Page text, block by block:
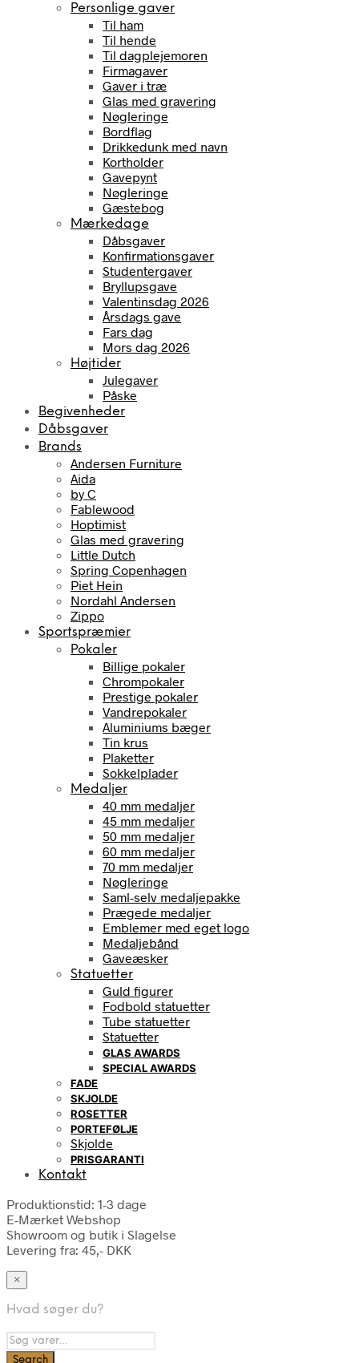
Personlige gaver
Til ham
Til hende
Til dagplejemoren
Firmagaver
Gaver i træ
Glas med gravering
Nøgleringe
Bordflag
Drikkedunk med navn
Kortholder
Gavepynt
Nøgleringe
Gæstebog
Mærkedage
Dåbsgaver
Konfirmationsgaver
Studentergaver
Bryllupsgave
Valentinsdag 2026
Årsdags gave
Fars dag
Mors dag 2026
Højtider
Julegaver
Påske
Begivenheder
Dåbsgaver
Brands
Andersen Furniture
Aida
by C
Fablewood
Hoptimist
Glas med gravering
Little Dutch
Spring Copenhagen
Piet Hein
Nordahl Andersen
Zippo
Sportspræmier
Pokaler
Billige pokaler
Chrompokaler
Prestige pokaler
Vandrepokaler
Aluminiums bæger
Tin krus
Plaketter
Sokkelplader
Medaljer
40 mm medaljer
45 mm medaljer
50 mm medaljer
60 mm medaljer
70 mm medaljer
Nøgleringe
Saml-selv medaljepakke
Prægede medaljer
Emblemer med eget logo
Medaljebånd
Gaveæsker
Statuetter
Guld figurer
Fodbold statuetter
Tube statuetter
Statuetter
GLAS AWARDS
SPECIAL AWARDS
FADE
SKJOLDE
ROSETTER
PORTEFØLJE
Skjolde
PRISGARANTI
Kontakt
Produktionstid: 1-3 dage
E-Mærket Webshop
Showroom og butik i Slagelse
Levering fra: 45,- DKK
×
Hvad søger du?